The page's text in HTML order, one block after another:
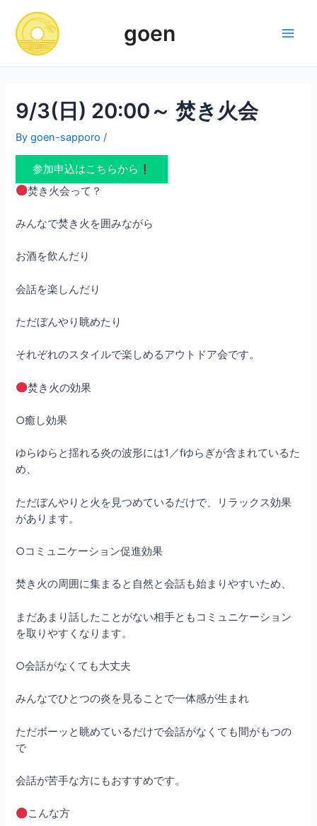
content
goen
9/3(日) 20:00～ 焚き火会
Bygoen-sapporo/
参加申込はこちらから
焚き火会って？
みんなで焚き火を囲みながら
お酒を飲んだり
会話を楽しんだり
ただぼんやり眺めたり
それぞれのスタイルで楽しめるアウトドア会です。
焚き火の効果
○癒し効果
ゆらゆらと揺れる炎の波形には1／fゆらぎが含まれているた
め、
ただぼんやりと火を見つめているだけで、リラックス効果
があります。
○コミュニケーション促進効果
焚き火の周囲に集まると自然と会話も始まりやすいため、
まだあまり話したことがない相手ともコミュニケーション
を取りやすくなります。
○会話がなくても大丈夫
みんなでひとつの炎を見ることで一体感が生まれ
ただボーッと眺めているだけで会話がなくても間がもつの
で
会話が苦手な方にもおすすめです。
こんな方